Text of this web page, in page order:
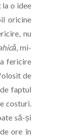
o idee
oricine
nu
, mi-
fericire
de
faptul
costuri.
să-și
ore în